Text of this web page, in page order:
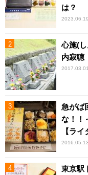
は？
2023.06.19
心施(
内寂聴
2017.03.01
急がば
な！！
【ラ
2016.05.13
東京駅